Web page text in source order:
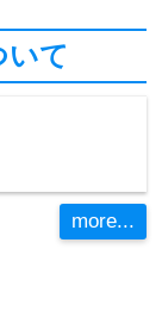
いて
more...